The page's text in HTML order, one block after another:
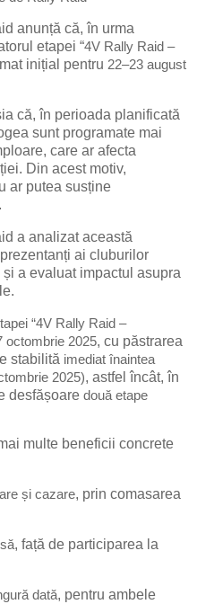
anunță că, în urma
etapei “4V Rally Raid –
inițial pentru 22–23 august
că, în perioada planificată
sunt programate mai
care ar afecta
Din acest motiv,
ar putea susține
a analizat această
ai cluburilor
a evaluat impactul asupra
“4V Rally Raid –
octombrie 2025, cu păstrarea
stabilită imediat înaintea
2025), astfel încât, în
desfășoare două etape
multe beneficii concrete
și cazare, prin comasarea
, față de participarea la
dată, pentru ambele